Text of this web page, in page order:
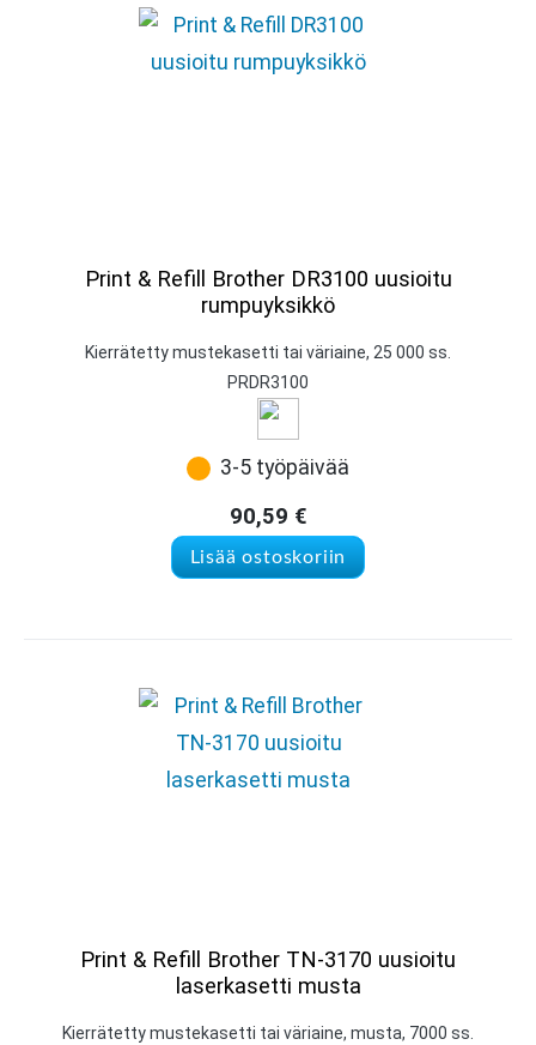
Print & Refill Brother DR3100 uusioitu
rumpuyksikkö
Kierrätetty mustekasetti tai väriaine, 25 000 ss.
PRDR3100
3-5 työpäivää
90,59 €
Lisää ostoskoriin
Print & Refill Brother TN-3170 uusioitu
laserkasetti musta
Kierrätetty mustekasetti tai väriaine, musta, 7000 ss.